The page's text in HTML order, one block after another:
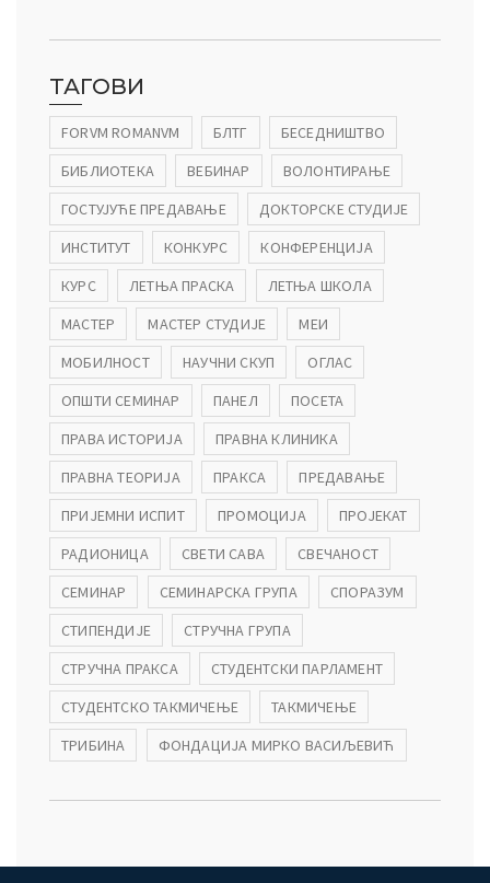
ТАГОВИ
FORVM ROMANVM БЛТГ
БЕСЕДНИШТВО
БИБЛИОТЕКА
ВЕБИНАР
ВОЛОНТИРАЊЕ
ГОСТУЈУЋЕ ПРЕДАВАЊЕ
ДОКТОРСКЕ СТУДИЈЕ
ИНСТИТУТ
КОНКУРС
КОНФЕРЕНЦИЈА
КУРС
ЛЕТЊА ПРАСКА
ЛЕТЊА ШКОЛА
МАСТЕР
МАСТЕР СТУДИЈЕ
МЕИ
МОБИЛНОСТ
НАУЧНИ СКУП
ОГЛАС
ОПШТИ СЕМИНАР
ПАНЕЛ
ПОСЕТА
ПРАВА ИСТОРИЈА
ПРАВНА КЛИНИКА
ПРАВНА ТЕОРИЈА
ПРАКСА
ПРЕДАВАЊЕ
ПРИЈЕМНИ ИСПИТ
ПРОМОЦИЈА
ПРОЈЕКАТ
РАДИОНИЦА
СВЕТИ САВА
СВЕЧАНОСТ
СЕМИНАР
СЕМИНАРСКА ГРУПА
СПОРАЗУМ
СТИПЕНДИЈЕ
СТРУЧНА ГРУПА
СТРУЧНА ПРАКСА
СТУДЕНТСКИ ПАРЛАМЕНТ
СТУДЕНТСКО ТАКМИЧЕЊЕ
ТАКМИЧЕЊЕ
ТРИБИНА
ФОНДАЦИЈА МИРКО ВАСИЉЕВИЋ